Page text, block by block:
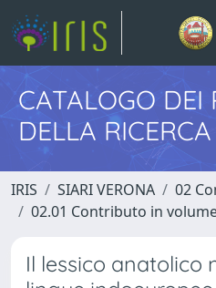
CATALOGO DEI
DELLA RICERCA
IRIS SIARI VERONA
02
02.01 Contributo in
Il lessico anatolico